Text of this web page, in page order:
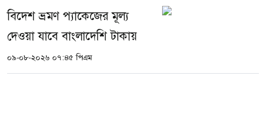
বিদেশ ভ্রমণ প্যাকেজের মূল্য
দেওয়া যাবে বাংলাদেশি টাকায়
০৯-০৮-২০২৬ ০৭:৪৫ পিএম